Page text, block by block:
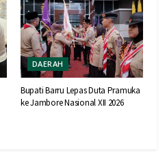
DAERAH
Bupati Barru Lepas Duta Pramuka
ke Jambore Nasional XII 2026